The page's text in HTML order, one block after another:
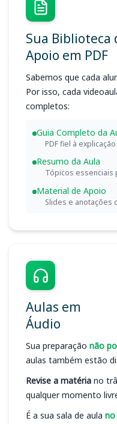
Sua Biblioteca
Apoio em PDF
Sabemos que cada
Por isso, cada
completos:
Guia Completo da
PDF fiel à
Resumo da Aula
Tópicos essenciais
Material de Apoio
Slides e anotações
Aulas em
Áudio
Sua preparação não
aulas também estão
Revise a matéria no
qualquer momento
É a sua sala de aula no